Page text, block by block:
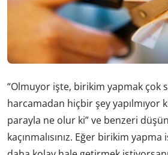
“Olmuyor işte, birikim yapmak çok
harcamadan hiçbir şey yapılmıyor
parayla ne olur ki” ve benzeri
kaçınmalısınız. Eğer birikim